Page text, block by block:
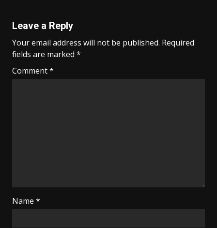
Leave a Reply
Your email address will not be published. Required
fields are marked *
Comment*
Name *